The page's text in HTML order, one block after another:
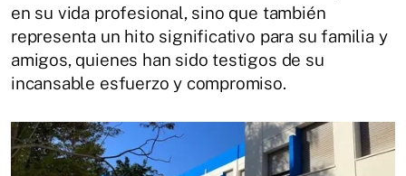
en su vida profesional, sino que también
representa un hito significativo para su familia y
amigos, quienes han sido testigos de su
incansable esfuerzo y compromiso.